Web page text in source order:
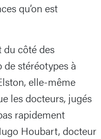
qu’on est
du côté des
stéréotypes à
elle-même
les docteurs, jugés
rapidement
Houbart, docteur